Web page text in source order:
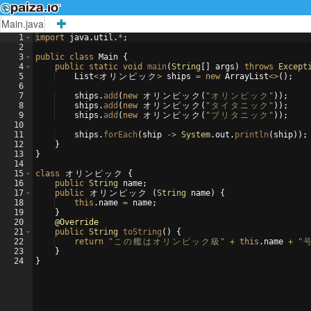
Main.java
1
2
3
4
5
6
7
8
9
10
11
12
13
14
15
16
17
18
19
20
21
22
23
24
import java. util . * ;
public class Main {
public static void main (String args ) throws
List<オ リ ン ピ ッ ク > ships = new ArrayList<>( ) ;
ships . add ( new オ リ ン ピ ッ ク ( " オ リ ン ピ ッ ク " )) ;
ships . add ( new オ リ ン ピ ッ ク ( " タ イ タ ニ ッ ク " )) ;
ships . add ( new オ リ ン ピ ッ ク ( " ブ リ タ ニ ッ ク " )) ;
ships . forEach ( ship -> System.out . println ( ship)) ;
}
}
class
オ リ ン ピ ッ ク
{
public String name;
public
オ リ ン ピ ッ ク (String name)
{
this . name = name;
}
@Override
public String toString ( )
{
return
" こ の艦 は オ リ ン ピ ッ ク 級 " + this . name + "号
}
}